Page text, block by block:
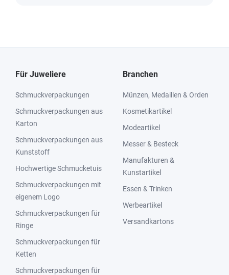
Für Juweliere
Schmuckverpackungen
Schmuckverpackungen aus
Karton
Schmuckverpackungen aus
Kunststoff
Hochwertige Schmucketuis
Schmuckverpackungen mit
eigenem Logo
Schmuckverpackungen für
Ringe
Schmuckverpackungen für
Ketten
Schmuckverpackungen für
Branchen
Münzen, Medaillen & Orden
Kosmetikartikel
Modeartikel
Messer & Besteck
Manufakturen &
Kunstartikel
Essen & Trinken
Werbeartikel
Versandkartons